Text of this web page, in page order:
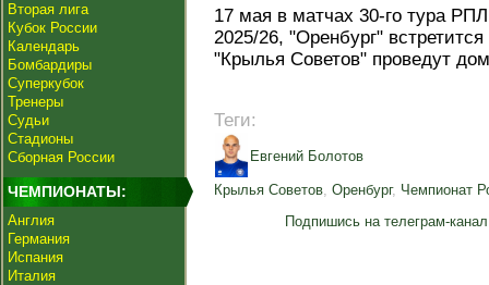
Вторая лига
Кубок России
Календарь
Бомбардиры
Суперкубок
Тренеры
Судьи
Стадионы
Сборная России
ЧЕМПИОНАТЫ:
Англия
Германия
Испания
Италия
17 мая в матчах 30-го тура
2025/26, "Оренбург"
"Крылья Советов" проведут
Теги:
Евгений Болотов
Крылья Советов, Оренбург, Чемпионат
Подпишись на телеграм-